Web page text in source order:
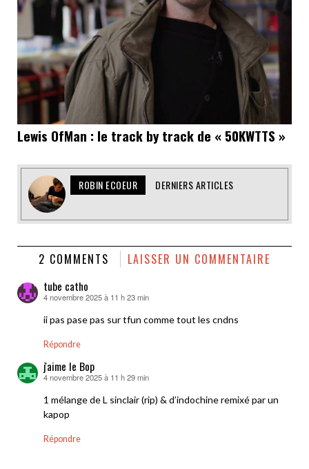
Lewis OfMan : le track by track de « 50KWTTS »
ROBIN ECOEUR DERNIERS ARTICLES
2 COMMENTS LAISSER UN COMMENTAIRE
tube catho
dit :
4 novembre 2025 à 11 h 23 min
ii pas pase pas sur tfun comme tout les cndns
Répondre
j'aime le Bop
dit :
4 novembre 2025 à 11 h 29 min
1 mélange de L sinclair (rip) & d’indochine remixé par un
kapop
Répondre